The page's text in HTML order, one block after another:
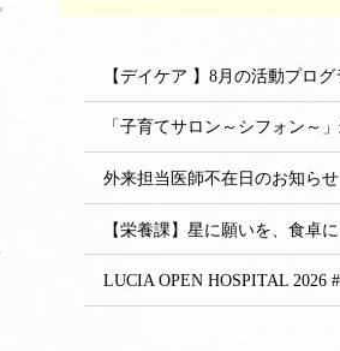
外来担当医師不在日のお知らせ